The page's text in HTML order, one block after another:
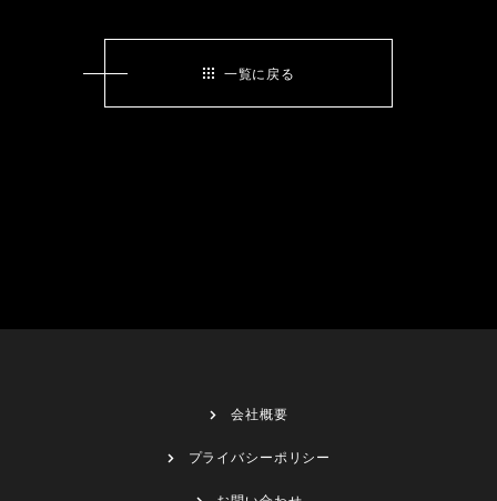
一覧に戻る
会社概要
プライバシーポリシー